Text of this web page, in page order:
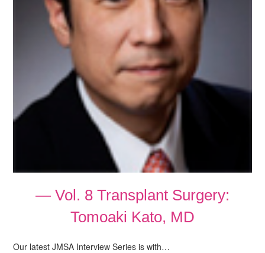
— Vol. 8 Transplant Surgery:
Tomoaki Kato, MD
Our latest JMSA Interview Series is with…